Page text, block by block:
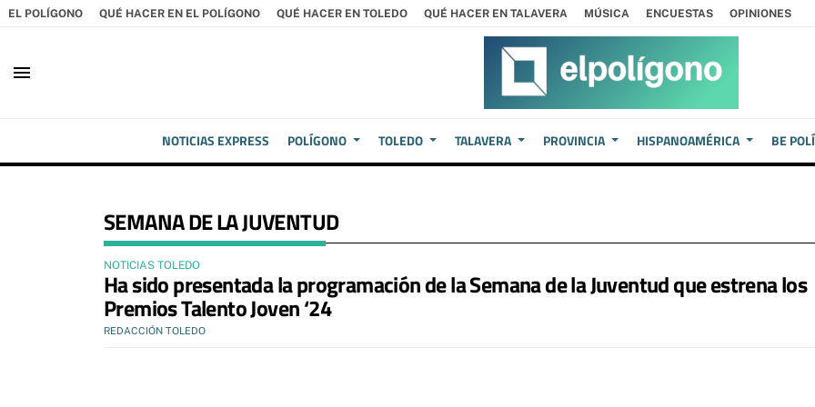
EL POLÍGONO QUÉ HACER EN EL POLÍGONO QUÉ HACER EN TOLEDO QUÉ HACER EN TALAVERA MÚSICA ENCUESTAS OPINIONES
menu
NOTICIAS EXPRESS POLÍGONO TOLEDO TALAVERA PROVINCIA HISPANOAMÉRICA BE
SEMANA DE LA JUVENTUD
NOTICIAS TOLEDO
Ha sido presentada la programación de la Semana de la Juventud que estrena los
Premios Talento Joven ‘24
REDACCIÓN TOLEDO